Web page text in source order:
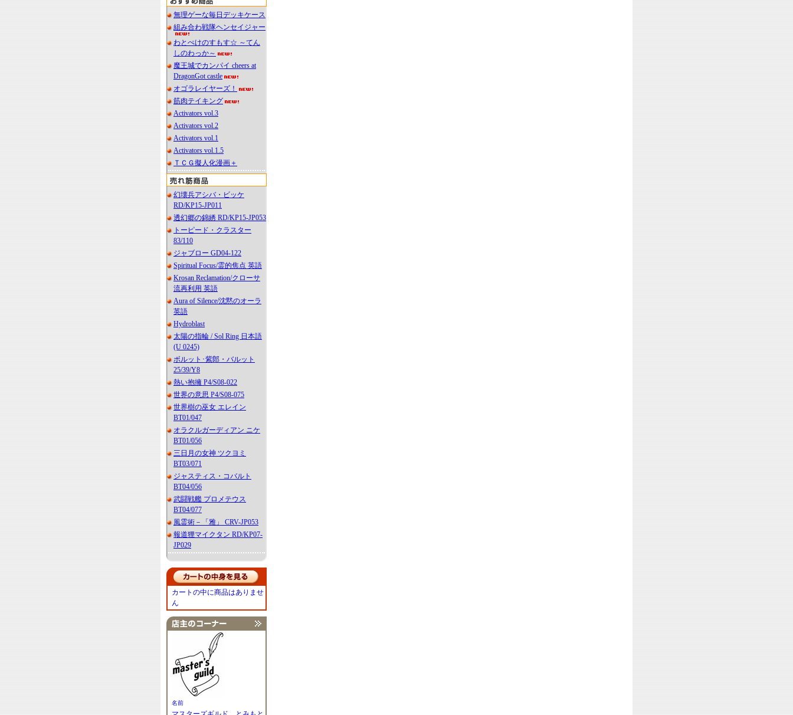
無理ゲーな毎日デッキケース
組み合わ戦隊ヘンセイジャー
わとぺけのすもす☆ ～てん
しのわっか～
魔王城でカンパイ cheers at
DragonGot castle
オゴラレイヤーズ！
筋肉テイキング
Activators vol.3
Activators vol.2
Activators vol.1
Activators vol.1.5
ＴＣＧ擬人化漫画＋
幻壊兵アシバ・ビッケ
RD/KP15-JP011
透幻郷の錦綉 RD/KP15-JP053
トーピード・クラスター
83/110
ジャブロー GD04-122
Spiritual Focus/霊的焦点 英語
Krosan Reclamation/クローサ
流再利用 英語
Aura of Silence/沈黙のオーラ
英語
Hydroblast
太陽の指輪 / Sol Ring 日本語
(U 0245)
ボルット･紫郎・バルット
25/39/Y8
熱い抱擁 P4/S08-022
世界の意思 P4/S08-075
世界樹の巫女 エレイン
BT01/047
オラクルガーディアン ニケ
BT01/056
三日月の女神 ツクヨミ
BT03/071
ジャスティス・コバルト
BT04/056
武闘戦艦 プロメテウス
BT04/077
風霊術－「雅」 CRV-JP053
報道狸マイクタン RD/KP07-
JP029
カートの中に商品はありませ
ん
名前